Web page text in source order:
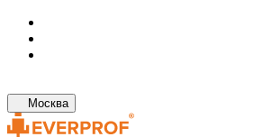
Москва